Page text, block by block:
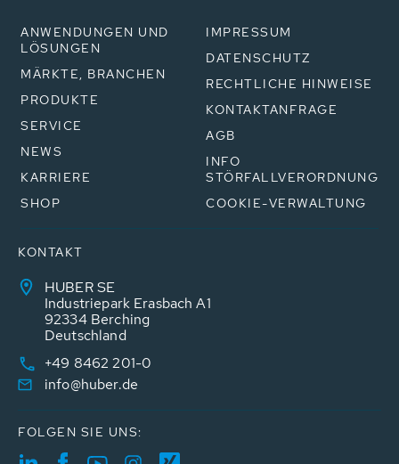
ANWENDUNGEN UND
LÖSUNGEN
MÄRKTE, BRANCHEN
PRODUKTE
SERVICE
NEWS
KARRIERE
SHOP
IMPRESSUM
DATENSCHUTZ
RECHTLICHE HINWEISE
KONTAKTANFRAGE
AGB
INFO
STÖRFALLVERORDNUNG
COOKIE-VERWALTUNG
KONTAKT
HUBER SE
Industriepark Erasbach A1
92334 Berching
Deutschland
+49 8462 201-0
info@huber.de
FOLGEN SIE UNS: